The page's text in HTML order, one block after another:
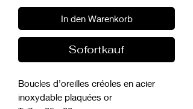
In den Warenkorb
Sofortkauf
Boucles d’oreilles créoles en acier
inoxydable plaquées or